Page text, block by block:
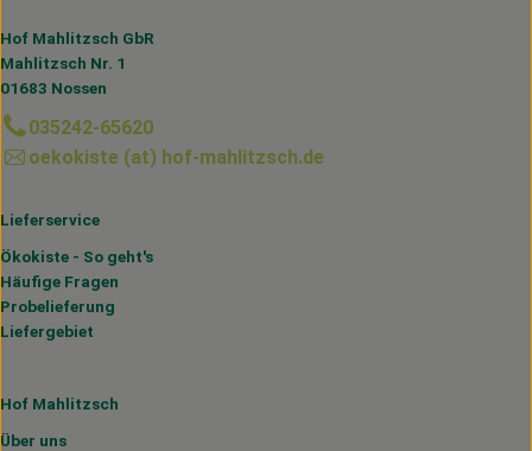
Hof Mahlitzsch GbR
Mahlitzsch Nr. 1
01683 Nossen
035242-65620
oekokiste (at) hof-mahlitzsch.de
Lieferservice
Ökokiste - So geht's
Häufige Fragen
Probelieferung
Liefergebiet
Hof Mahlitzsch
Über uns